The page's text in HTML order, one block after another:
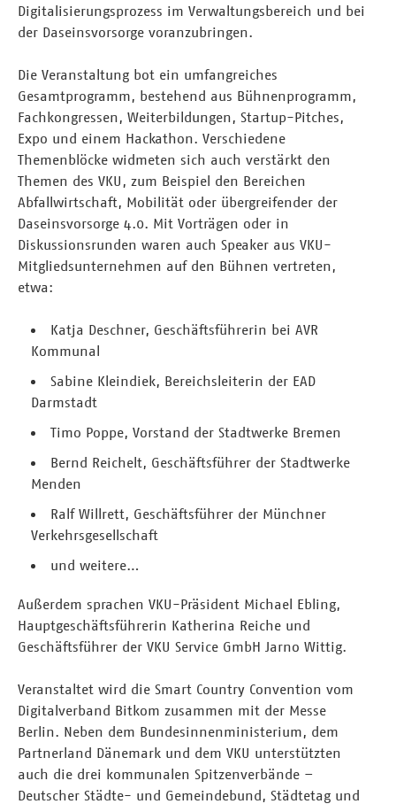
Digitalisierungsprozess im Verwaltungsbereich und bei
der Daseinsvorsorge voranzubringen.
Die Veranstaltung bot ein umfangreiches
Gesamtprogramm, bestehend aus Bühnenprogramm,
Fachkongressen, Weiterbildungen, Startup-Pitches,
Expo und einem Hackathon. Verschiedene
Themenblöcke widmeten sich auch verstärkt den
Themen des VKU, zum Beispiel den Bereichen
Abfallwirtschaft, Mobilität oder übergreifender der
Daseinsvorsorge 4.0. Mit Vorträgen oder in
Diskussionsrunden waren auch Speaker aus VKU-
Mitgliedsunternehmen auf den Bühnen vertreten,
etwa:
Katja Deschner, Geschäftsführerin bei AVR
Kommunal
Sabine Kleindiek, Bereichsleiterin der EAD
Darmstadt
Timo Poppe, Vorstand der Stadtwerke Bremen
Bernd Reichelt, Geschäftsführer der Stadtwerke
Menden
Ralf Willrett, Geschäftsführer der Münchner
Verkehrsgesellschaft
und weitere…
Außerdem sprachen VKU-Präsident Michael Ebling,
Hauptgeschäftsführerin Katherina Reiche und
Geschäftsführer der VKU Service GmbH Jarno Wittig.
Veranstaltet wird die Smart Country Convention vom
Digitalverband Bitkom zusammen mit der Messe
Berlin. Neben dem Bundesinnenministerium, dem
Partnerland Dänemark und dem VKU unterstützten
auch die drei kommunalen Spitzenverbände –
Deutscher Städte- und Gemeindebund, Städtetag und